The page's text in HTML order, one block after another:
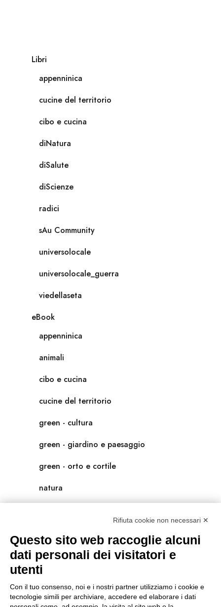
Libri
appenninica
cucine del territorio
cibo e cucina
diNatura
diSalute
diScienze
radici
sAu Community
universolocale
universolocale_guerra
viedellaseta
eBook
appenninica
animali
cibo e cucina
cucine del territorio
green - cultura
green - giardino e paesaggio
green - orto e cortile
natura
scienza
universolocale
viedellaseta
Rifiuta cookie non necessari ✕
Questo sito web raccoglie alcuni
dati personali dei visitatori e
utenti
Con il tuo consenso, noi e i nostri partner utilizziamo i cookie e
tecnologie simili per archiviare, accedere ed elaborare i dati